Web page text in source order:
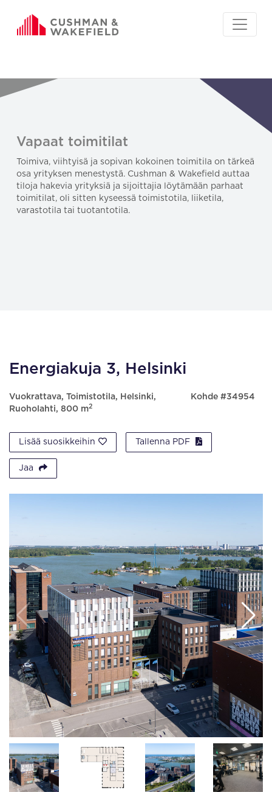
Vapaat toimitilat
Toimiva, viihtyisä ja sopivan kokoinen toimitila on tärkeä
osa yrityksen menestystä. Cushman & Wakefield auttaa
tiloja hakevia yrityksiä ja sijoittajia löytämään parhaat
toimitilat, oli sitten kyseessä toimistotila, liiketila,
varastotila tai tuotantotila.
Energiakuja 3, Helsinki
Vuokrattava, Toimistotila, Helsinki,
Ruoholahti, 800 m2
Kohde #34954
Lisää suosikkeihin Tallenna PDF
Jaa